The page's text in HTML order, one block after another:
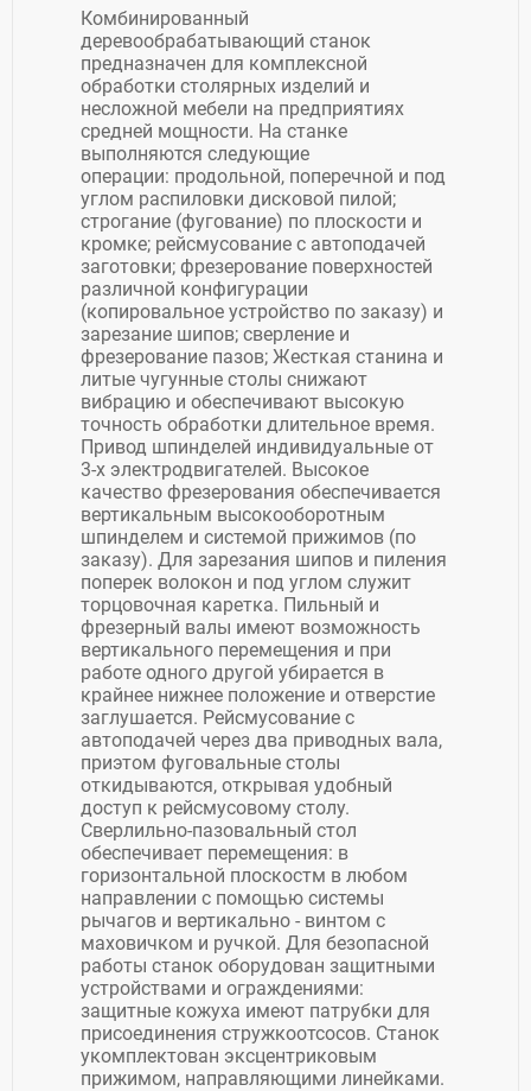
Комбинированный
деревообрабатывающий станок
предназначен для комплексной
обработки столярных изделий и
несложной мебели на предприятиях
средней мощности. На станке
выполняются следующие
операции: продольной, поперечной и под
углом распиловки дисковой пилой;
строгание (фугование) по плоскости и
кромке; рейсмусование с автоподачей
заготовки; фрезерование поверхностей
различной конфигурации
(копировальное устройство по заказу) и
зарезание шипов; сверление и
фрезерование пазов; Жесткая станина и
литые чугунные столы снижают
вибрацию и обеспечивают высокую
точность обработки длительное время.
Привод шпинделей индивидуальные от
3-х электродвигателей. Высокое
качество фрезерования обеспечивается
вертикальным высокооборотным
шпинделем и системой прижимов (по
заказу). Для зарезания шипов и пиления
поперек волокон и под углом служит
торцовочная каретка. Пильный и
фрезерный валы имеют возможность
вертикального перемещения и при
работе одного другой убирается в
крайнее нижнее положение и отверстие
заглушается. Рейсмусование с
автоподачей через два приводных вала,
приэтом фуговальные столы
откидываются, открывая удобный
доступ к рейсмусовому столу.
Сверлильно-пазовальный стол
обеспечивает перемещения: в
горизонтальной плоскостм в любом
направлении с помощью системы
рычагов и вертикально - винтом с
маховичком и ручкой. Для безопасной
работы станок оборудован защитными
устройствами и ограждениями:
защитные кожуха имеют патрубки для
присоединения стружкоотсосов. Станок
укомплектован эксцентриковым
прижимом, направляющими линейками.